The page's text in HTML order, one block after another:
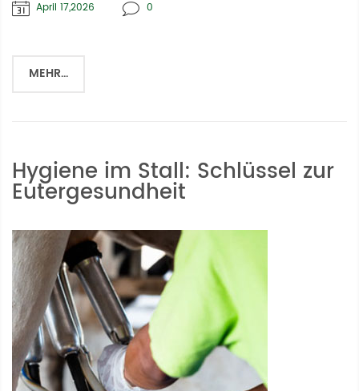
MEHR...
0
April 17,2026
Hygiene im Stall: Schlüssel zur
Eutergesundheit